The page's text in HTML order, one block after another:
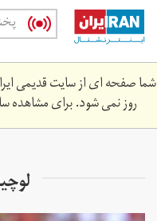
Skip
main
content
شما صفحه ای از سایت قدیمی
روز نمی شود. برای مشاهده